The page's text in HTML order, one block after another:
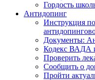
Гордость
Антидопинг
Инструкция
Документы:
Кодекс ВАДА
Проверить
Сообщить о
Пройти